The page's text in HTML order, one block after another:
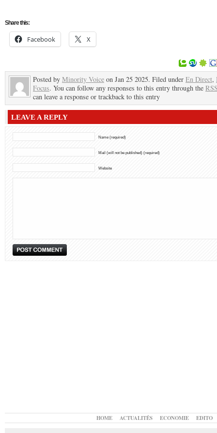
Share this:
Facebook X
Posted by Minority Voice on Jan 25 2025. Filed under En Direct,
Focus. You can follow any responses to this entry through the
can leave a response or trackback to this entry
LEAVE A REPLY
Name (required)
Mail (will not be published) (required)
Website
HOME ACTUALITÉS ECONOMIE EDITO